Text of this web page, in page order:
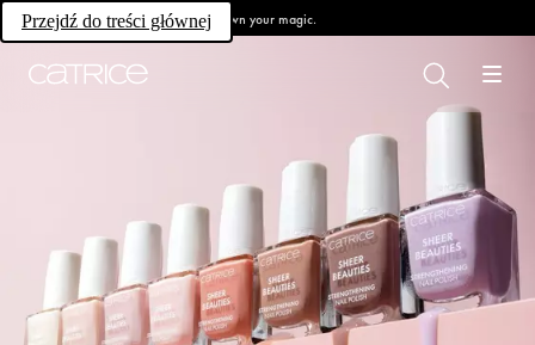
Przejdź do treści głównej Own your magic.